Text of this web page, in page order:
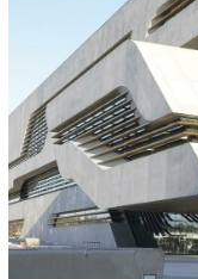
ARCHITEKT: